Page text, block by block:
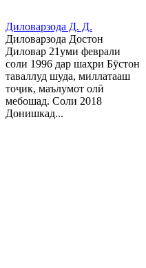
Диловарзода Д. Д.
Диловарзода Достон
Диловар 21уми феврали
соли 1996 дар шаҳри Бӯстон
таваллуд шуда, миллатааш
тоҷик, маълумот олӣ
мебошад. Соли 2018
Донишкад...